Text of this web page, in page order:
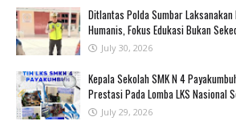
Ditlantas Polda Sumbar
Humanis, Fokus Edukasi Bukan
July 30, 2026
Kepala Sekolah SMK N 4
Prestasi Pada Lomba LKS Nasional
July 29, 2026